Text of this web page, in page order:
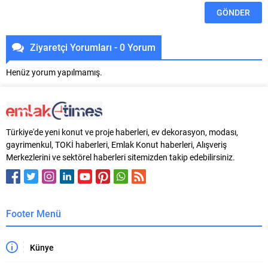
Ziyaretçi Yorumları - 0 Yorum
Henüz yorum yapılmamış.
Türkiye'de yeni konut ve proje haberleri, ev dekorasyon, modası,
gayrimenkul, TOKİ haberleri, Emlak Konut haberleri, Alışveriş
Merkezlerini ve sektörel haberleri sitemizden takip edebilirsiniz.
Footer Menü
Künye